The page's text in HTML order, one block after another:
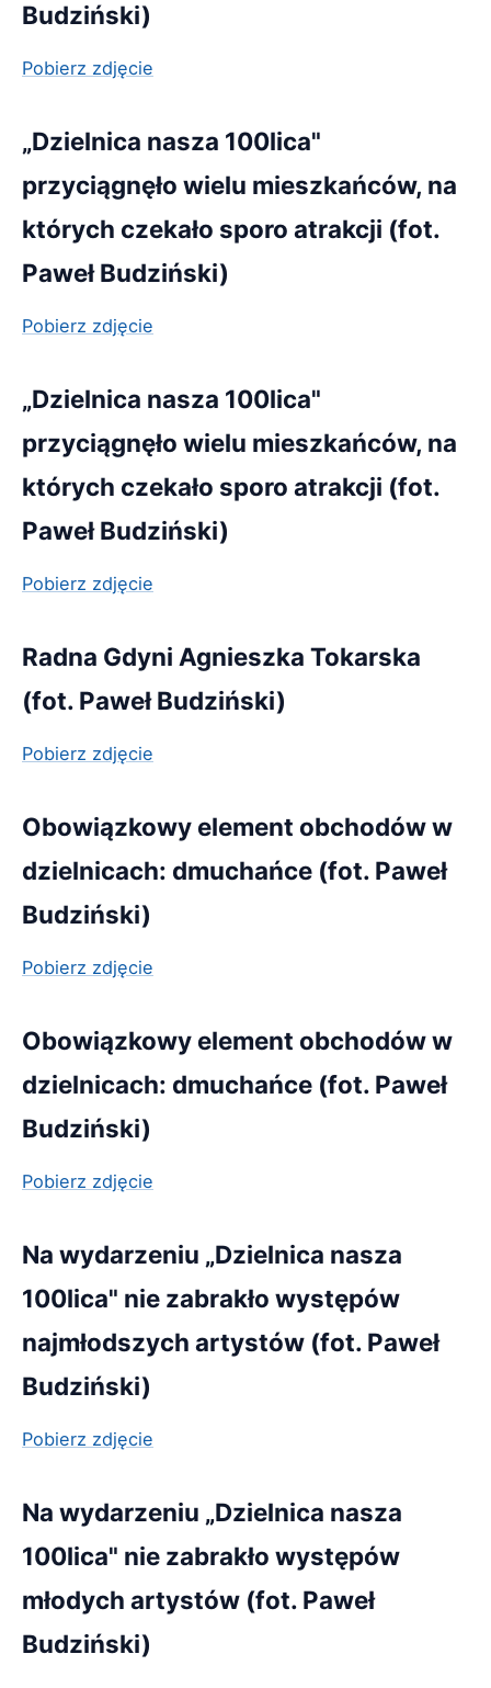
Budziński)
Pobierz zdjęcie
„Dzielnica nasza 100lica"
przyciągnęło wielu mieszkańców, na
których czekało sporo atrakcji (fot.
Paweł Budziński)
Pobierz zdjęcie
„Dzielnica nasza 100lica"
przyciągnęło wielu mieszkańców, na
których czekało sporo atrakcji (fot.
Paweł Budziński)
Pobierz zdjęcie
Radna Gdyni Agnieszka Tokarska
(fot. Paweł Budziński)
Pobierz zdjęcie
Obowiązkowy element obchodów w
dzielnicach: dmuchańce (fot. Paweł
Budziński)
Pobierz zdjęcie
Obowiązkowy element obchodów w
dzielnicach: dmuchańce (fot. Paweł
Budziński)
Pobierz zdjęcie
Na wydarzeniu „Dzielnica nasza
100lica" nie zabrakło występów
najmłodszych artystów (fot. Paweł
Budziński)
Pobierz zdjęcie
Na wydarzeniu „Dzielnica nasza
100lica" nie zabrakło występów
młodych artystów (fot. Paweł
Budziński)